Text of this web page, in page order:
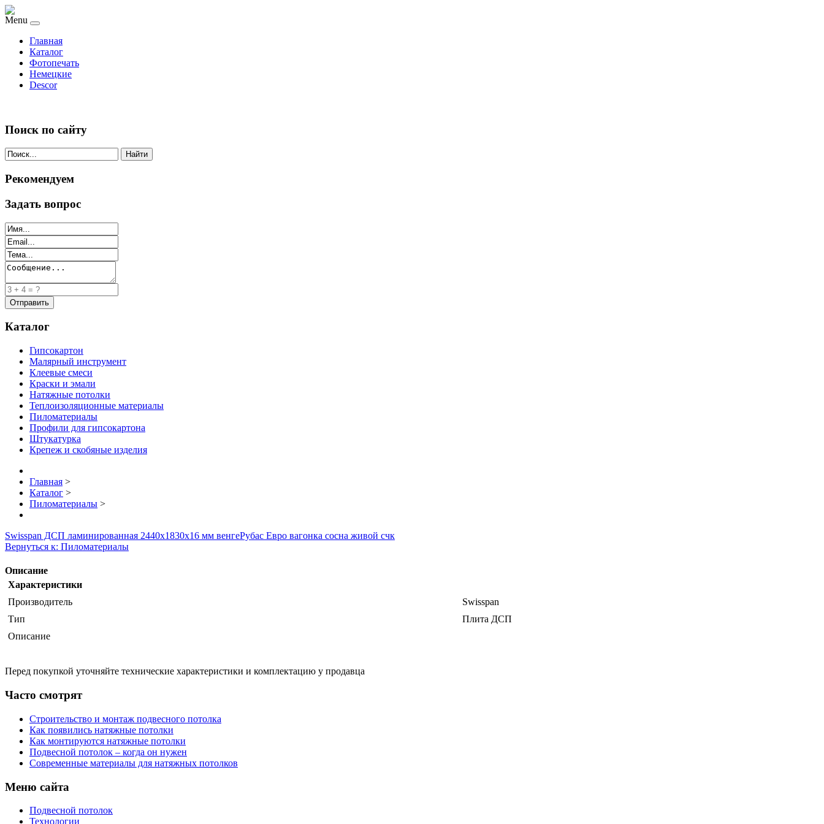
Menu
Главная
Каталог
Фотопечать
Немецкие
Descor
Поиск по сайту
Найти
Рекомендуем
Задать вопрос
Каталог
Гипсокартон
Малярный инструмент
Клеевые смеси
Краски и эмали
Натяжные потолки
Теплоизоляционные материалы
Пиломатериалы
Профили для гипсокартона
Штукатурка
Крепеж и скобяные изделия
Главная >
Каталог >
Пиломатериалы >
Swisspan ДСП ламинированная 2440х1830х16 мм венгеРубас Евро вагонка сосна живой счк
Вернуться к: Пиломатериалы
Описание
Характеристики
Производитель
Swisspan
Тип
Плита ДСП
Описание
Перед покупкой уточняйте технические характеристики и комплектацию у продавца
Часто смотрят
Строительство и монтаж подвесного потолка
Как появились натяжные потолки
Как монтируются натяжные потолки
Подвесной потолок – когда он нужен
Современные материалы для натяжных потолков
Меню сайта
Подвесной потолок
Технологии